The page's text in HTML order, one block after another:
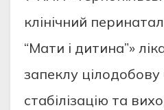
клінічний
“Мати і дитина”»
запеклу
стабілізацію та